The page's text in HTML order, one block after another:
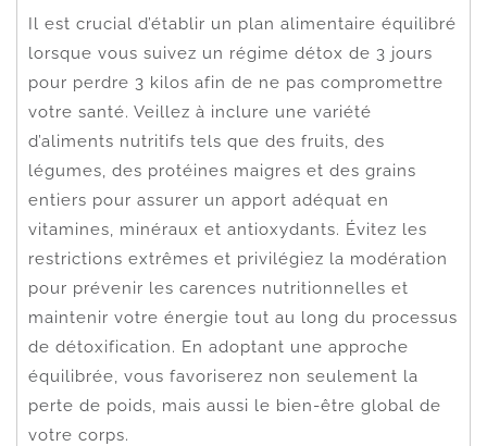
Il est crucial d’établir un plan alimentaire équilibré
lorsque vous suivez un régime détox de 3 jours
pour perdre 3 kilos afin de ne pas compromettre
votre santé. Veillez à inclure une variété
d’aliments nutritifs tels que des fruits, des
légumes, des protéines maigres et des grains
entiers pour assurer un apport adéquat en
vitamines, minéraux et antioxydants. Évitez les
restrictions extrêmes et privilégiez la modération
pour prévenir les carences nutritionnelles et
maintenir votre énergie tout au long du processus
de détoxification. En adoptant une approche
équilibrée, vous favoriserez non seulement la
perte de poids, mais aussi le bien-être global de
votre corps.